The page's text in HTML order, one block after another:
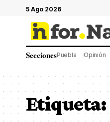
5 Ago 2026
SeccionesPuebla Opinión
Etiqueta: